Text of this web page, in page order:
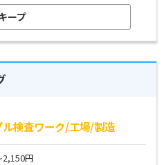
ープ
検査ワーク/工場/製造
円